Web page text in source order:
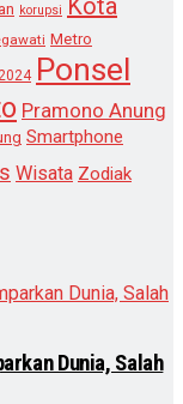
korupsi
Metro
Ponsel
Pramono Anung
Smartphone
Wisata Zodiak
Dunia, Salah